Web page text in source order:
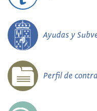
Ayudas y
Perfil de